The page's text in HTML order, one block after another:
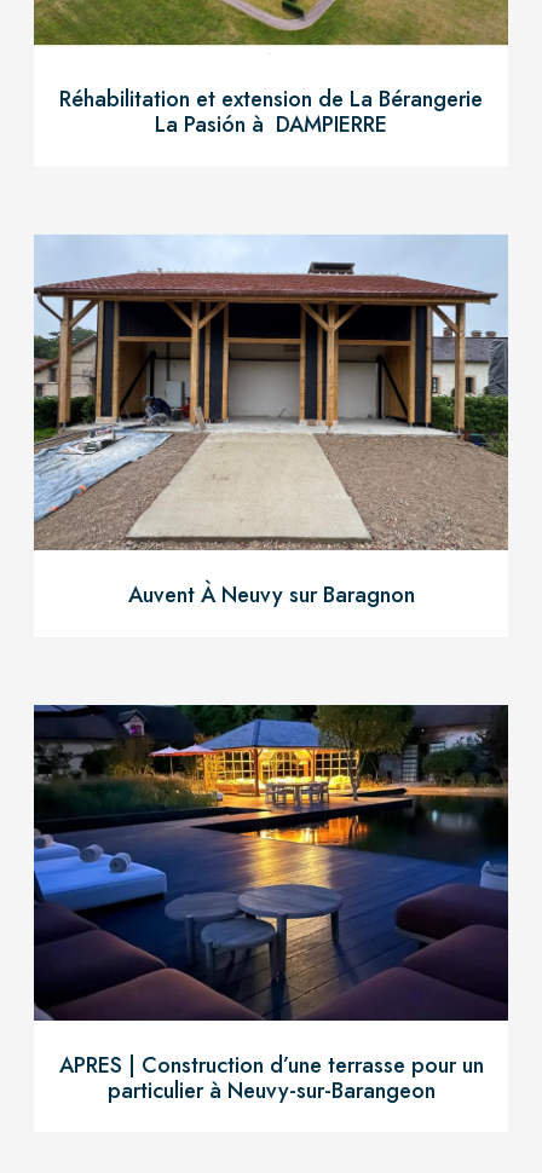
Réhabilitation et extension de La Bérangerie
La Pasión à DAMPIERRE
Auvent À Neuvy sur Baragnon
APRES | Construction d’une terrasse pour un
particulier à Neuvy-sur-Barangeon